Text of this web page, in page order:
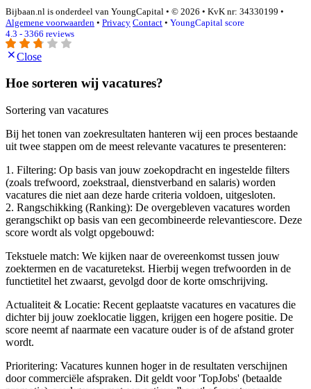
Bijbaan.nl is onderdeel van YoungCapital • © 2026 • KvK nr: 34330199 •
Algemene voorwaarden • Privacy Contact • YoungCapital score
4.3 - 3366 reviews
Close
Hoe sorteren wij vacatures?
Sortering van vacatures
Bij het tonen van zoekresultaten hanteren wij een proces bestaande
uit twee stappen om de meest relevante vacatures te presenteren:
1. Filtering: Op basis van jouw zoekopdracht en ingestelde filters
(zoals trefwoord, zoekstraal, dienstverband en salaris) worden
vacatures die niet aan deze harde criteria voldoen, uitgesloten.
2. Rangschikking (Ranking): De overgebleven vacatures worden
gerangschikt op basis van een gecombineerde relevantiescore. Deze
score wordt als volgt opgebouwd:
Tekstuele match: We kijken naar de overeenkomst tussen jouw
zoektermen en de vacaturetekst. Hierbij wegen trefwoorden in de
functietitel het zwaarst, gevolgd door de korte omschrijving.
Actualiteit & Locatie: Recent geplaatste vacatures en vacatures die
dichter bij jouw zoeklocatie liggen, krijgen een hogere positie. De
score neemt af naarmate een vacature ouder is of de afstand groter
wordt.
Prioritering: Vacatures kunnen hoger in de resultaten verschijnen
door commerciële afspraken. Dit geldt voor 'TopJobs' (betaalde